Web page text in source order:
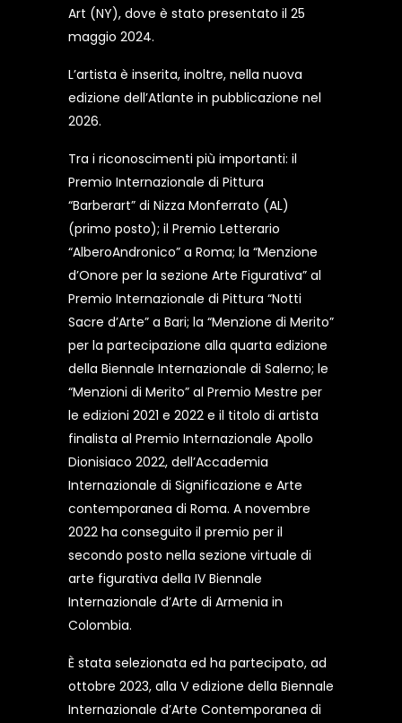
Art (NY), dove è stato presentato il 25
maggio 2024.
L’artista è inserita, inoltre, nella nuova
edizione dell’Atlante in pubblicazione nel
2026.
Tra i riconoscimenti più importanti: il
Premio Internazionale di Pittura
“Barberart” di Nizza Monferrato (AL)
(primo posto); il Premio Letterario
“AlberoAndronico” a Roma; la “Menzione
d’Onore per la sezione Arte Figurativa” al
Premio Internazionale di Pittura “Notti
Sacre d’Arte” a Bari; la “Menzione di Merito”
per la partecipazione alla quarta edizione
della Biennale Internazionale di Salerno; le
“Menzioni di Merito” al Premio Mestre per
le edizioni 2021 e 2022 e il titolo di artista
finalista al Premio Internazionale Apollo
Dionisiaco 2022, dell’Accademia
Internazionale di Significazione e Arte
contemporanea di Roma. A novembre
2022 ha conseguito il premio per il
secondo posto nella sezione virtuale di
arte figurativa della IV Biennale
Internazionale d’Arte di Armenia in
Colombia.
È stata selezionata ed ha partecipato, ad
ottobre 2023, alla V edizione della Biennale
Internazionale d’Arte Contemporanea di